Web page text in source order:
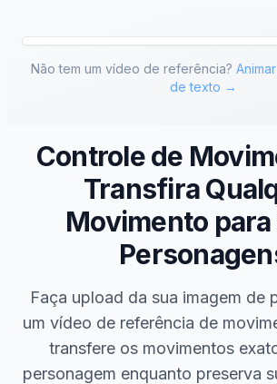
Não tem um vídeo de referência?
de texto →
Controle de
Transfira
Movimento para
Faça upload da sua imagem de
um vídeo de referência de
transfere os movimentos
personagem enquanto preserva